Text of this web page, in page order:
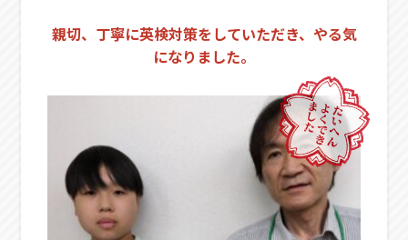
親切、丁寧に英検対策をしていただき、やる気
になりました。